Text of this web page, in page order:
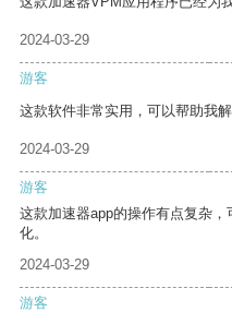
2024-03-29
游客
这款软件非常实用，可以帮助我解
2024-03-29
游客
这款加速器app的操作有点复杂
化。
2024-03-29
游客